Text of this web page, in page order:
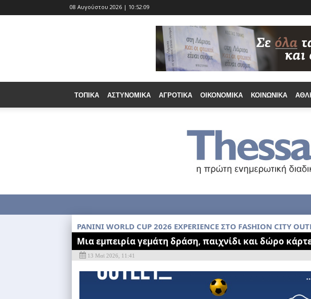
08 Αυγούστου 2026 | 10:52:10
ΤΟΠΙΚΆ ΑΣΤΥΝΟΜΙΚΆ ΑΓΡΟΤΙΚΆ ΟΙΚΟΝΟΜΙΚΆ ΚΟΙΝΩΝΙΚΆ
PANINI WORLD CUP 2026 EXPERIENCE ΣΤΟ FASHION CITY
Μια εμπειρία γεμάτη δράση, παιχνίδι και δώρο
13 Μαϊ 2026, 11:41